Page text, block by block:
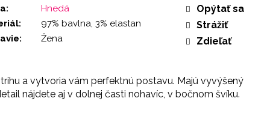
:
Hnedá
:
97% bavlna, 3% elastan
: Žena
Opýtať sa
Strážiť
Zdieľať
a vytvoria vám perfektnú postavu. Majú vyvýšený
nájdete aj v dolnej časti nohavíc, v bočnom švíku.